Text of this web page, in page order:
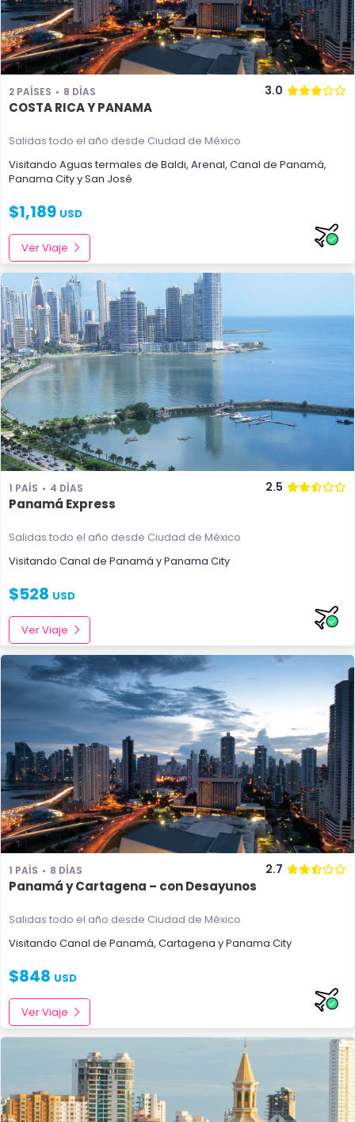
2 PAÍSES 8 DÍAS 3.0
COSTA RICA Y PANAMA
Salidas todo el año desde Ciudad de México
Visitando Aguas termales de Baldi, Arenal, Canal de Panamá,
Panama CityySan José
$1,189 USD
Ver Viaje
1 PAÍS 4 DÍAS 2.5
Panamá Express
Salidas todo el año desde Ciudad de México
Visitando Canal de Panamá yPanama City
$528 USD
Ver Viaje
1 PAÍS 8 DÍAS 2.7
Panamá y Cartagena – con Desayunos
Salidas todo el año desde Ciudad de México
Visitando Canal de Panamá, Cartagena yPanama City
$848 USD
Ver Viaje